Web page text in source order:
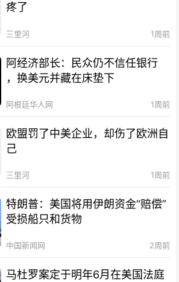
疼了
三里河 1周前
阿经济部长：民众仍不信任银行
，换美元并藏在床垫下
阿根廷华人网 1周前
欧盟罚了中美企业，却伤了欧洲自
己
三里河 1周前
特朗普：美国将用伊朗资金“赔偿”
受损船只和货物
中国新闻网 2周前
马杜罗案定于明年6月在美国法庭